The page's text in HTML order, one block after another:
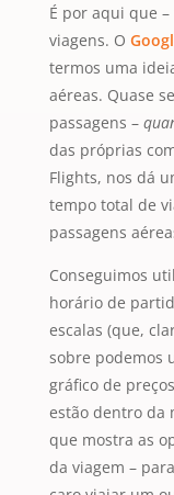
É por aqui que –
viagens. O
termos uma
aéreas. Quase
passagens –
das próprias
Flights, nos dá
tempo total de
passagens
Conseguimos
horário de
escalas (que,
sobre podemos
gráfico de
estão dentro da
que mostra as
da viagem –